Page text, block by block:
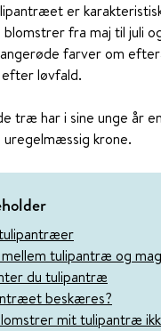
er
blomstrer fra maj til juli
farver om
løvfald.
træ har i sine unge år
krone.
tulipantræ og
du tulipantræ
beskæres?
mit tulipantræ